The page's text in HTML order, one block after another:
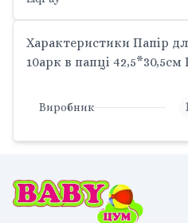
Характеристики Папір
10арк в папці 42,5*30,5см
Виробник